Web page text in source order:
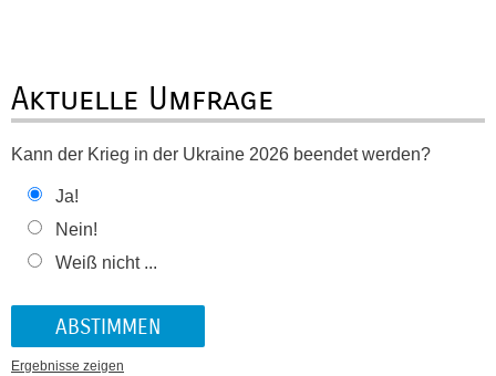
Aktuelle Umfrage
Kann der Krieg in der Ukraine 2026 beendet werden?
Ja!
Nein!
Weiß nicht ...
Ergebnisse zeigen